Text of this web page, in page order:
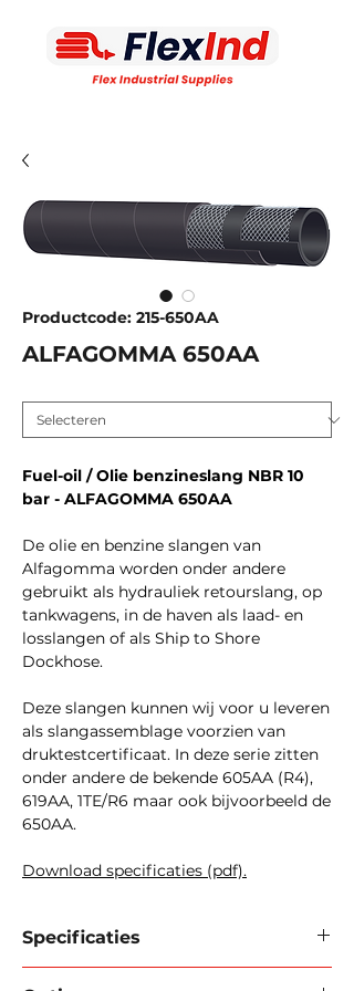
Productcode: 215-650AA
ALFAGOMMA 650AA
Fuel-oil / Olie benzineslang NBR 10
bar - ALFAGOMMA 650AA
De olie en benzine slangen van
Alfagomma worden onder andere
gebruikt als hydrauliek retourslang, op
tankwagens, in de haven als laad- en
losslangen of als Ship to Shore
Dockhose.
Deze slangen kunnen wij voor u leveren
als slangassemblage voorzien van
druktestcertificaat. In deze serie zitten
onder andere de bekende 605AA (R4),
619AA, 1TE/R6 maar ook bijvoorbeeld de
650AA.
Download specificaties (pdf).
Specificaties